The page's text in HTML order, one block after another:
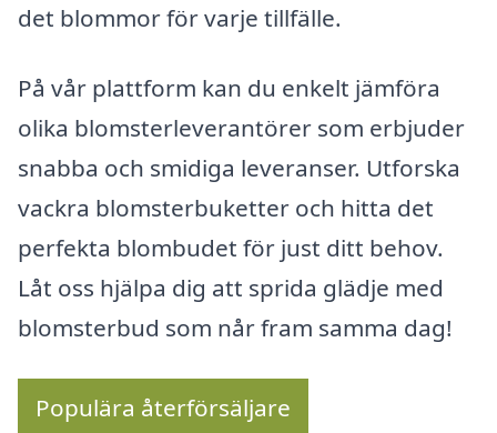
det blommor för varje tillfälle.
På vår plattform kan du enkelt jämföra
olika blomsterleverantörer som erbjuder
snabba och smidiga leveranser. Utforska
vackra blomsterbuketter och hitta det
perfekta blombudet för just ditt behov.
Låt oss hjälpa dig att sprida glädje med
blomsterbud som når fram samma dag!
Populära återförsäljare